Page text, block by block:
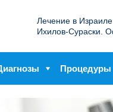
Лечение в
Ихилов-Сураски.
Процедуры